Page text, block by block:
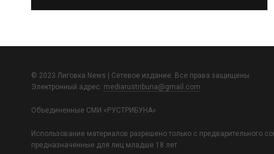
© 2023 Лиговка News | Сетевое издание. Все права защищены.
Электронный адрес: mediarustribuna@gmail.com
Объединенные СМИ «РУСТРИБУНА»
Использование материалов разрешено только с предварительного
предназначенные для лиц младше 18 лет.